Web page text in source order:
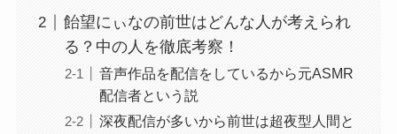
飴望にぃなの前世はどんな人が考えられ
る？中の人を徹底考察！
音声作品を配信をしているから元ASMR
配信者という説
深夜配信が多いから前世は超夜型人間と